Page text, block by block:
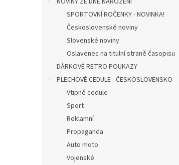
SPORTOVNÍ ROČENKY - NOVINKA!
Československé noviny
Slovenské noviny
Oslavenec na titulní straně časopisu
DÁRKOVÉ RETRO POUKAZY
PLECHOVÉ CEDULE - ČESKOSLOVENSKO
Vtipné cedule
Sport
Reklamní
Propaganda
Auto moto
Vojenské